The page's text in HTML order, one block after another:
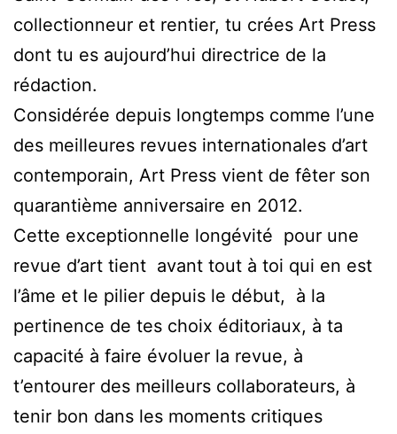
collectionneur et rentier, tu crées Art Press
dont tu es aujourd’hui directrice de la
rédaction.
Considérée depuis longtemps comme l’une
des meilleures revues internationales d’art
contemporain, Art Press vient de fêter son
quarantième anniversaire en 2012.
Cette exceptionnelle longévité pour une
revue d’art tient avant tout à toi qui en est
l’âme et le pilier depuis le début, à la
pertinence de tes choix éditoriaux, à ta
capacité à faire évoluer la revue, à
t’entourer des meilleurs collaborateurs, à
tenir bon dans les moments critiques